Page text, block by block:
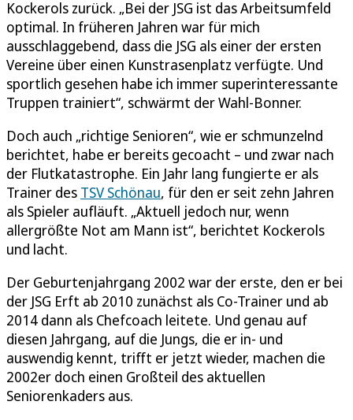
Kockerols zurück. „Bei der JSG ist das Arbeitsumfeld
optimal. In früheren Jahren war für mich
ausschlaggebend, dass die JSG als einer der ersten
Vereine über einen Kunstrasenplatz verfügte. Und
sportlich gesehen habe ich immer superinteressante
Truppen trainiert“, schwärmt der Wahl-Bonner.
Doch auch „richtige Senioren“, wie er schmunzelnd
berichtet, habe er bereits gecoacht – und zwar nach
der Flutkatastrophe. Ein Jahr lang fungierte er als
Trainer des TSV Schönau, für den er seit zehn Jahren
als Spieler aufläuft. „Aktuell jedoch nur, wenn
allergrößte Not am Mann ist“, berichtet Kockerols
und lacht.
Der Geburtenjahrgang 2002 war der erste, den er bei
der JSG Erft ab 2010 zunächst als Co-Trainer und ab
2014 dann als Chefcoach leitete. Und genau auf
diesen Jahrgang, auf die Jungs, die er in- und
auswendig kennt, trifft er jetzt wieder, machen die
2002er doch einen Großteil des aktuellen
Seniorenkaders aus.